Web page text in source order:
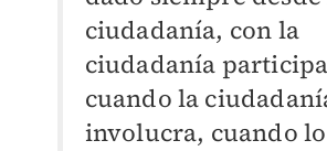
ciudadanía, con la
ciudadanía
cuando la
involucra, cuando lo